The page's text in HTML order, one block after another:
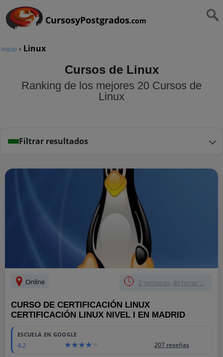
CursosyPostgrados.com
Inicio › Linux
Cursos de Linux
Ranking de los mejores 20 Cursos de
Linux
Filtrar resultados
Online 2 semanas, 40 horas ...
CURSO DE CERTIFICACIÓN LINUX
CERTIFICACIÓN LINUX NIVEL I EN MADRID
ESCUELA EN GOOGLE
4.2 207 reseñas